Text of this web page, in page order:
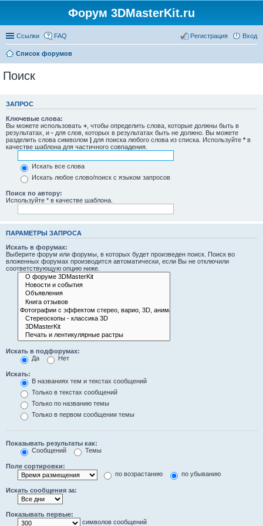
Форум 3DMasterKit.ru
Ссылки FAQ Вход
Регистрация
Список форумов
Поиск
ЗАПРОС
Ключевые слова:
Вы можете использовать + , чтобы определить слова, которые должны быть в
результатах, и - для слов, которых в результатах быть не должно. Вы можете
разделить слова символом | для поиска любого слова из списка. Используйте * в
качестве шаблона для частичного совпадения.
Искать все слова
Искать любое слово/поиск с языком запросов
Поиск по автору:
Используйте * в качестве шаблона.
ПАРАМЕТРЫ ЗАПРОСА
Искать в форумах:
Выберите форум или форумы, в которых будет произведен поиск. Поиск во
вложенных форумах производится автоматически, если Вы не отключили
соответствующую опцию ниже.
Искать в подфорумах:
Да
Нет
Искать:
В названиях тем и текстах сообщений
Только в текстах сообщений
Только по названию темы
Только в первом сообщении темы
Показывать результаты как:
Сообщений
Темы
Поле сортировки:
по возрастанию
по убыванию
Искать сообщения за:
Показывать первые:
символов сообщений